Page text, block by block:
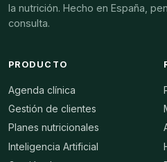
la nutrición. Hecho en España,
consulta.
PRODUCTO
Agenda clínica
Gestión de clientes
Planes nutricionales
Inteligencia Artificial